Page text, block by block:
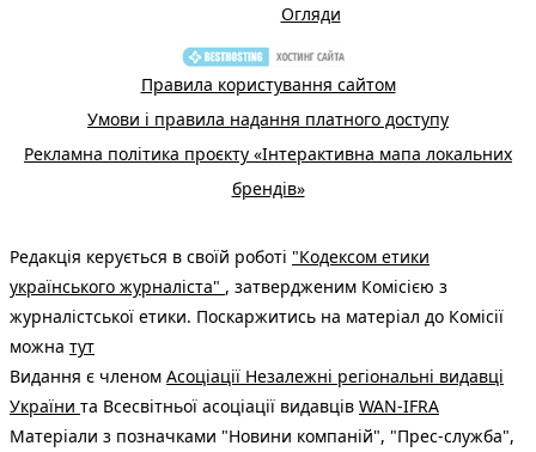
Огляди
Правила користування сайтом
Умови і правила надання платного доступу
Рекламна політика проєкту «Інтерактивна мапа локальних
брендів»
Редакція керується в своїй роботі "Кодексом етики
українського журналіста" , затвердженим Комісією з
журналістської етики. Поскаржитись на матеріал до Комісії
можна тут
Видання є членом Асоціації Незалежні регіональні видавці
України та Всесвітньої асоціації видавців WAN-IFRA
Матеріали з позначками "Новини компаній", "Прес-служба",